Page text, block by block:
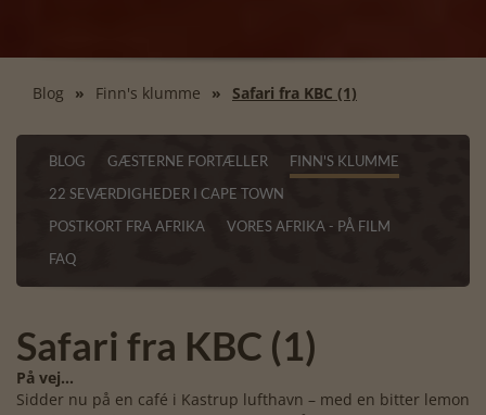
Blog Finn's klumme Safari fra KBC (1)
BLOG GÆSTERNE FORTÆLLER
FINN'S KLUMME
22 SEVÆRDIGHEDER I CAPE TOWN
POSTKORT FRA AFRIKA
VORES AFRIKA - PÅ FILM
FAQ
Safari fra KBC (1)
På vej…
Sidder nu på en café i Kastrup lufthavn – med en bitter lemon